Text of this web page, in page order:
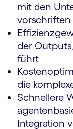
mit den
vorschriften
der
führt
die
Schnellere
Integration